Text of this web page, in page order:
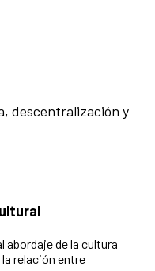
descentralización y
abordaje de la cultura
relación entre